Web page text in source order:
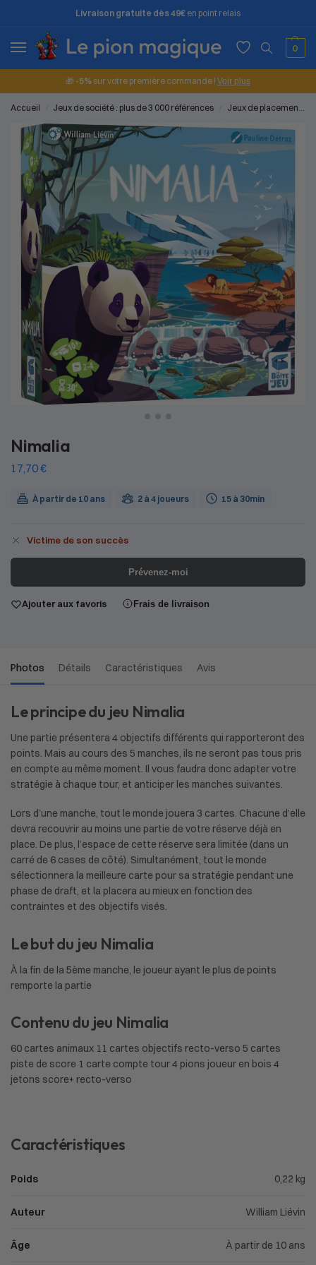
Livraison gratuite dès 49€ en point relais
0
🎁 -5% sur votre première commande ! Voir plus
Accueil Jeux de société : plus de 3 000 références Jeux de placement
Nimalia
17,70€
À partir de 10 ans 2 à 4 joueurs 15 à 30min
Victime de son succès
Prévenez-moi
Ajouter aux favoris Frais de livraison
Photos Détails Caractéristiques Avis
Le principe du jeu Nimalia
Une partie présentera 4 objectifs différents qui rapporteront des
points. Mais au cours des 5 manches, ils ne seront pas tous pris
en compte au même moment. Il vous faudra donc adapter votre
stratégie à chaque tour, et anticiper les manches suivantes.
Lors d’une manche, tout le monde jouera 3 cartes. Chacune d’elle
devra recouvrir au moins une partie de votre réserve déjà en
place. De plus, l’espace de cette réserve sera limitée (dans un
carré de 6 cases de côté). Simultanément, tout le monde
sélectionnera la meilleure carte pour sa stratégie pendant une
phase de draft, et la placera au mieux en fonction des
contraintes et des objectifs visés.
Le but du jeu Nimalia
À la fin de la 5ème manche, le joueur ayant le plus de points
remporte la partie
Contenu du jeu Nimalia
60 cartes animaux 11 cartes objectifs recto-verso 5 cartes
piste de score 1 carte compte tour 4 pions joueur en bois 4
jetons score+ recto-verso
Caractéristiques
Poids 0,22 kg
Auteur William Liévin
Âge À partir de 10 ans